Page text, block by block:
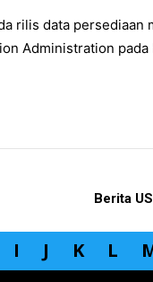
rilis data persediaan
Administration pada
Berita
I J K L